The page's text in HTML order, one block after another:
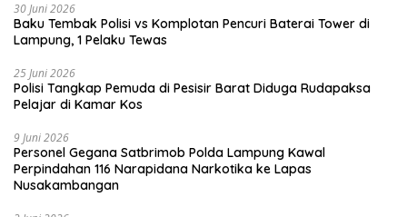
30 Juni 2026
Baku Tembak Polisi vs Komplotan Pencuri Baterai Tower di
Lampung, 1 Pelaku Tewas
25 Juni 2026
Polisi Tangkap Pemuda di Pesisir Barat Diduga Rudapaksa
Pelajar di Kamar Kos
9 Juni 2026
Personel Gegana Satbrimob Polda Lampung Kawal
Perpindahan 116 Narapidana Narkotika ke Lapas
Nusakambangan